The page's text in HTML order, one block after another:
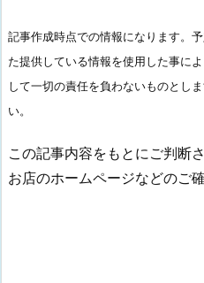
記事作成時点での情報になります。
た提供している情報を使用した事に
して一切の責任を負わないものとし
い。
この記事内容をもとにご判断
お店のホームページなどのご